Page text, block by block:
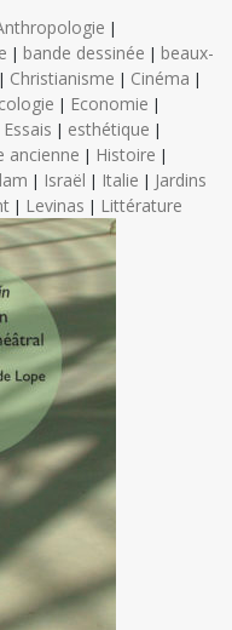
|
| bande dessinée | beaux-
| Christianisme | Cinéma |
| Economie |
Essais | esthétique |
ancienne | Histoire |
| Israël | Italie | Jardins
| Levinas | Littérature